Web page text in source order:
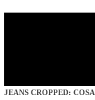
JEANS CROPPED: COSA